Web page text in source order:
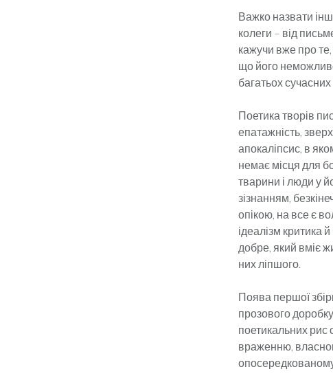
Важко назвати
колеги – від
кажучи вже про
що його
багатьох сучасних
Поетика творів
епатажність,
апокаліпсис, в
немає місця для
тварини і люди у
зізнанням,
опікою, на все є
ідеалізм критика
добре, який вміє
них ліпшого.
Поява першої
прозового
поетикальних рис
враженню,